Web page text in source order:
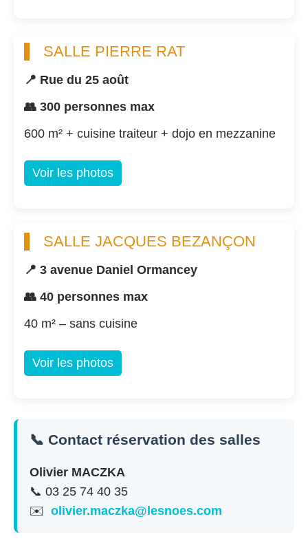
SALLE PIERRE RAT
📍 Rue du 25 août
👥 300 personnes max
600 m² + cuisine traiteur + dojo en mezzanine
Voir les photos
SALLE JACQUES BEZANÇON
📍 3 avenue Daniel Ormancey
👥 40 personnes max
40 m² – sans cuisine
Voir les photos
📞 Contact réservation des salles
Olivier MACZKA
📞 03 25 74 40 35
✉️ olivier.maczka@lesnoes.com